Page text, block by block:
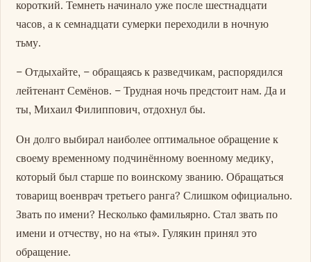
короткий. Темнеть начинало уже после шестнадцати
часов, а к семнадцати сумерки переходили в ночную
тьму.
– Отдыхайте, – обращаясь к разведчикам, распорядился
лейтенант Семёнов. – Трудная ночь предстоит нам. Да и
ты, Михаил Филиппович, отдохнул бы.
Он долго выбирал наиболее оптимальное обращение к
своему временному подчинённому военному медику,
который был старше по воинскому званию. Обращаться
товарищ военврач третьего ранга? Слишком официально.
Звать по имени? Несколько фамильярно. Стал звать по
имени и отчеству, но на «ты». Гулякин принял это
обращение.